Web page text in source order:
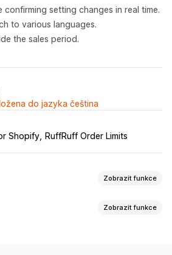
confirming setting changes in real time.
to various languages.
the sales period.
do jazyka čeština
Shopify RuffRuff Order Limits
Zobrazit funkce
Zobrazit funkce